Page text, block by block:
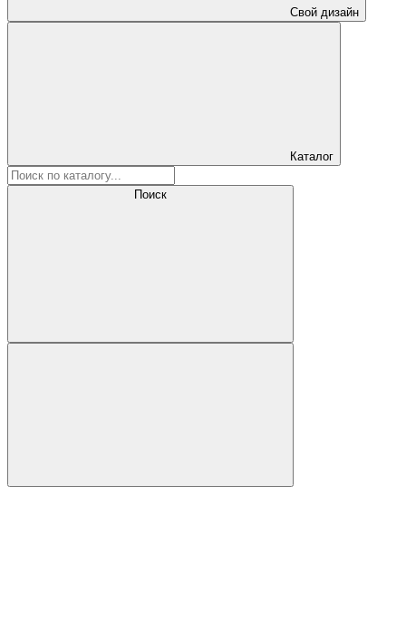
Свой дизайн
Каталог
Поиск